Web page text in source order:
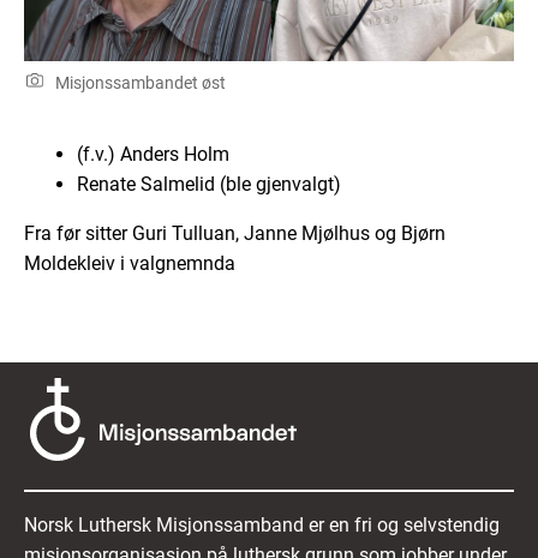
Misjonssambandet øst
(f.v.) Anders Holm
Renate Salmelid (ble gjenvalgt)
Fra før sitter Guri Tulluan, Janne Mjølhus og Bjørn
Moldekleiv i valgnemnda
Norsk Luthersk Misjonssamband er en fri og selvstendig